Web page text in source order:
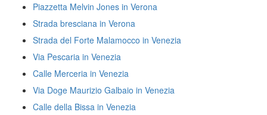
Piazzetta Melvin Jones in Verona
Strada bresciana in Verona
Strada del Forte Malamocco in Venezia
Via Pescaria in Venezia
Calle Merceria in Venezia
Via Doge Maurizio Galbaio in Venezia
Calle della Bissa in Venezia